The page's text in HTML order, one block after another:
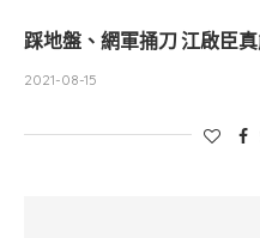
踩地盤、網軍捅刀 江啟臣
2021-08-15